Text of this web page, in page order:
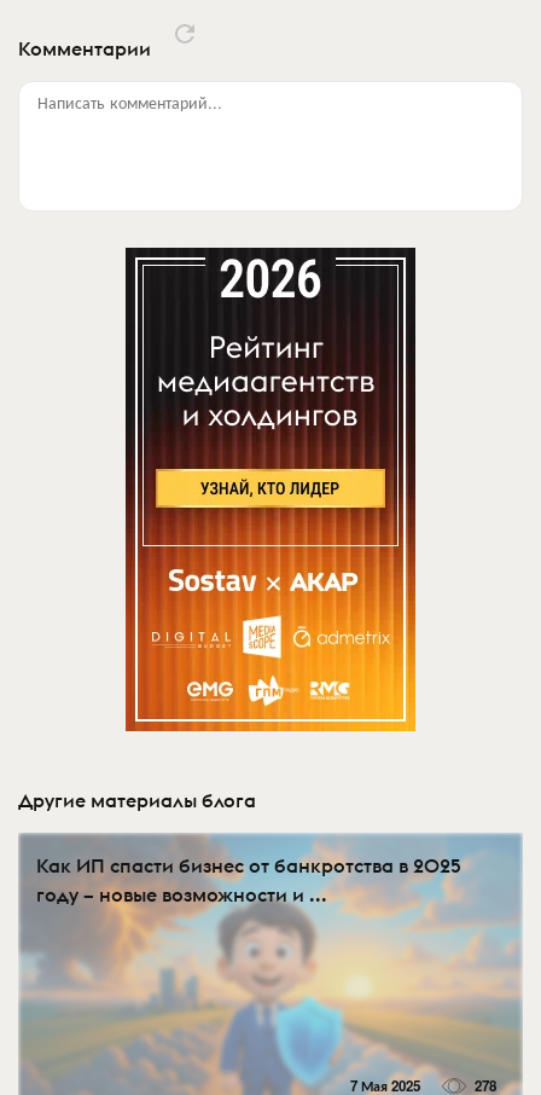
Комментарии
Написать комментарий...
Другие материалы блога
Как ИП спасти бизнес от банкротства в 2025
году – новые возможности и ...
7 Мая 2025 278